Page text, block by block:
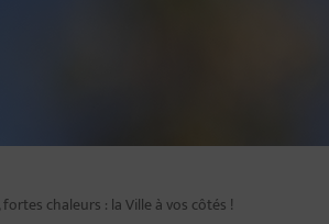
fortes chaleurs : la Ville à vos côtés !